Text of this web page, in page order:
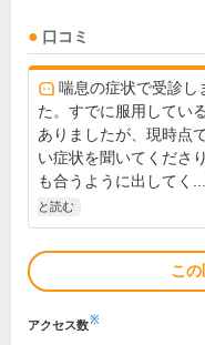
口コミ
喘息の症状で受診し
た。すでに服用してい
ありましたが、現時点
い症状を聞いてくださ
も合うように出してく...
と読む
こ
アクセス数※